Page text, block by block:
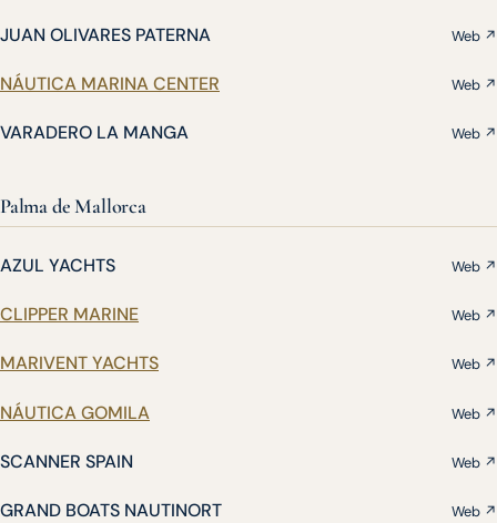
JUAN OLIVARES PATERNA Web ↗
NÁUTICA MARINA CENTER Web ↗
VARADERO LA MANGA Web ↗
Palma de Mallorca
AZUL YACHTS Web ↗
CLIPPER MARINE Web ↗
MARIVENT YACHTS Web ↗
NÁUTICA GOMILA Web ↗
SCANNER SPAIN Web ↗
GRAND BOATS NAUTINORT Web ↗